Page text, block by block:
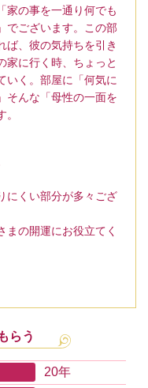
家の事を一通り何でも
でございます。この部
ば、彼の気持ちを引き
家に行く時、ちょっと
いく。部屋に「何気に
そんな「母性の一面を
にくい部分が多々ござ
まの開運にお役立てく
らう
20年